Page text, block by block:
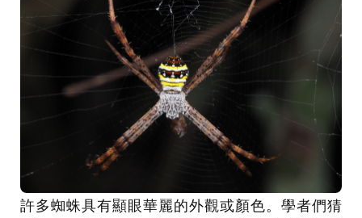
許多蜘蛛具有顯眼華麗的外觀或顏色。學者們猜